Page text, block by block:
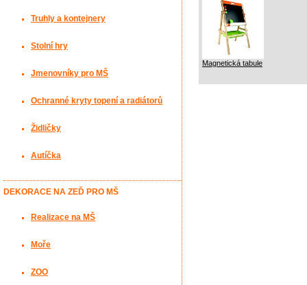
Magnetická tabule
Truhly a kontejnery
Stolní hry
Jmenovníky pro MŠ
Ochranné kryty topení a radiátorů
Židličky
Autíčka
DEKORACE NA ZEĎ PRO MŠ
Realizace na MŠ
Moře
ZOO